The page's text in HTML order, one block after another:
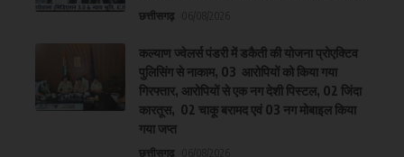
छत्तीसगढ़
कल्याण ज्वेलर्स पंडरी में डकैती की योजना प्रोएक्टिव
पुलिसिंग से नाकाम, 03 आरोपियों को किया गया
गिरफ्तार, आरोपियों से एक नग देशी पिस्टल, 02 जिंदा
कारतूस, 02 चाकू बरामद एवं 03 नग मोबाइल किया
गया जप्त
छत्तीसगढ़